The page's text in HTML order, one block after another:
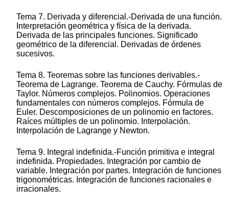
Tema 7. Derivada y diferencial.-Derivada de una función.
Interpretación geométrica y física de la derivada.
Derivada de las principales funciones. Significado
geométrico de la diferencial. Derivadas de órdenes
sucesivos.
Tema 8. Teoremas sobre las funciones derivables.-
Teorema de Lagrange. Teorema de Cauchy. Fórmulas de
Taylor. Números complejos. Polinomios. Operaciones
fundamentales con números complejos. Fórmula de
Euler. Descomposiciones de un polinomio en factores.
Raíces múltiples de un polinomio. Interpolación.
Interpolación de Lagrange y Newton.
Tema 9. Integral indefinida.-Función primitiva e integral
indefinida. Propiedades. Integración por cambio de
variable. Integración por partes. Integración de funciones
trigonométricas. Integración de funciones racionales e
irracionales.